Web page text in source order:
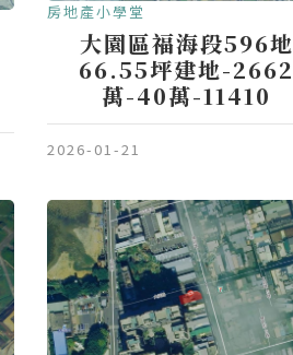
房地產小學堂
大園區福海段596地
66.55坪建地-2662
萬-40萬-11410
2026-01-21